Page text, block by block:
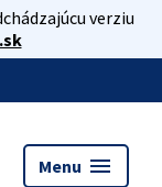
verziu
Menu menu